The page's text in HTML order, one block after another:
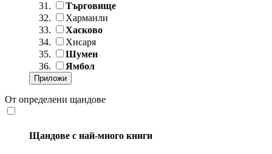
Търговище
Харманли
Хасково
Хисаря
Шумен
Ямбол
От определени щандове
Щандове с най-много книги